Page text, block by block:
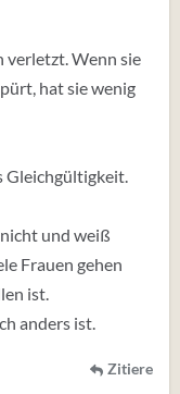
verletzt. Wenn sie
hat sie wenig
Gleichgültigkeit.
und weiß
Frauen gehen
ist.
anders ist.
Zitiere